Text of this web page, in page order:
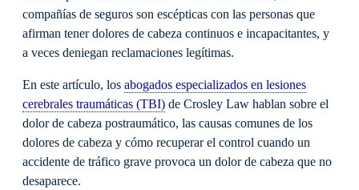
compañías de seguros son escépticas con las personas que
afirman tener dolores de cabeza continuos e incapacitantes, y
a veces deniegan reclamaciones legítimas.
En este artículo, los abogados especializados en lesiones
cerebrales traumáticas (TBI) de Crosley Law hablan sobre el
dolor de cabeza postraumático, las causas comunes de los
dolores de cabeza y cómo recuperar el control cuando un
accidente de tráfico grave provoca un dolor de cabeza que no
desaparece.